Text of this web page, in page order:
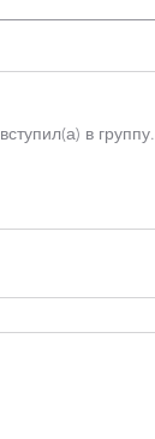
вступил(а) в группу.